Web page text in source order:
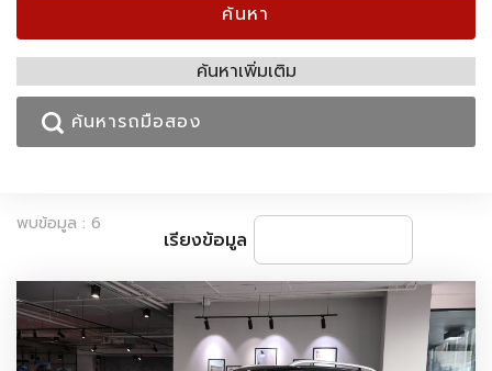
ค้นหา
ค้นหาเพิ่มเติม
พบข้อมูล : 6
เรียงข้อมูล